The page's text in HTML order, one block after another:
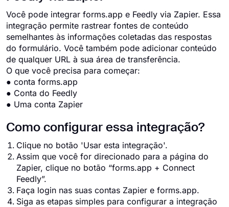
Você pode integrar forms.app e Feedly via Zapier. Essa
integração permite rastrear fontes de conteúdo
semelhantes às informações coletadas das respostas
do formulário. Você também pode adicionar conteúdo
de qualquer URL à sua área de transferência.
O que você precisa para começar:
● conta forms.app
● Conta do Feedly
● Uma conta Zapier
Como configurar essa integração?
Clique no botão 'Usar esta integração'.
Assim que você for direcionado para a página do
Zapier, clique no botão “forms.app + Connect
Feedly”.
Faça login nas suas contas Zapier e forms.app.
Siga as etapas simples para configurar a integração